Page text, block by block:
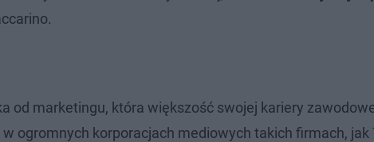
od marketingu, która większość swojej kariery
w ogromnych korporacjach mediowych takich firmach, jak